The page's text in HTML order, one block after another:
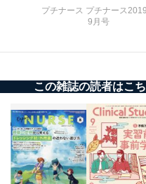
e-mail：cs@fujisan.co.jp
１．個人情報保護管理者
当社は以下の個人情報保
護管理者の責任のもと
用・提供・管理いたしま
プチナース プチナース
9月号
この雑誌の読者はこ